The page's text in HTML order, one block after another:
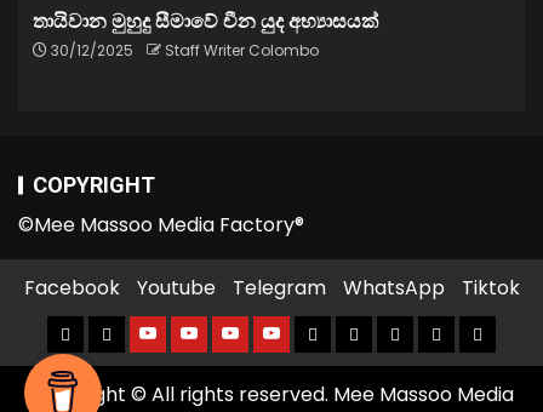
තායිවාන මුහුදු සීමාවේ චීන යුද අභ්‍යාසයක්
30/12/2025 Staff Writer Colombo
COPYRIGHT
©Mee Massoo Media Factory®
Facebook Youtube Telegram WhatsApp Tiktok
Copyright © All rights reserved. Mee Massoo Media